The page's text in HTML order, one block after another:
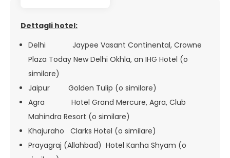
Dettagli hotel:
Delhi Jaypee Vasant Continental, Crowne
Plaza Today New Delhi Okhla, an IHG Hotel (o
similare)
Jaipur Golden Tulip (o similare)
Agra Hotel Grand Mercure, Agra, Club
Mahindra Resort (o similare)
Khajuraho Clarks Hotel (o similare)
Prayagraj (Allahbad) Hotel Kanha Shyam (o